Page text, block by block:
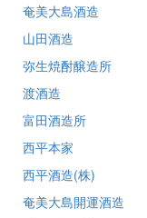
奄美大島酒造
山田酒造
弥生焼酎醸造所
渡酒造
富田酒造所
西平本家
西平酒造(株)
奄美大島開運酒造